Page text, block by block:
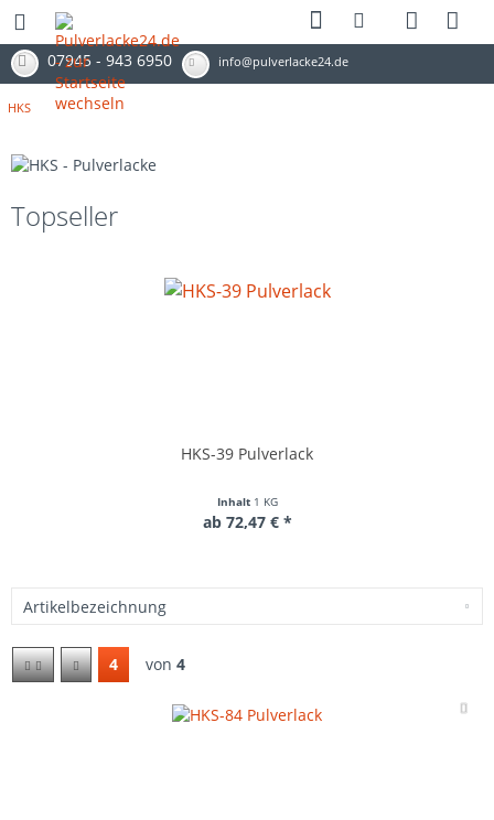
07945 - 943 6950 info@pulverlacke24.de
HKS
Topseller
HKS-39 Pulverlack
Inhalt 1 KG
ab 72,47 € *
4 von 4